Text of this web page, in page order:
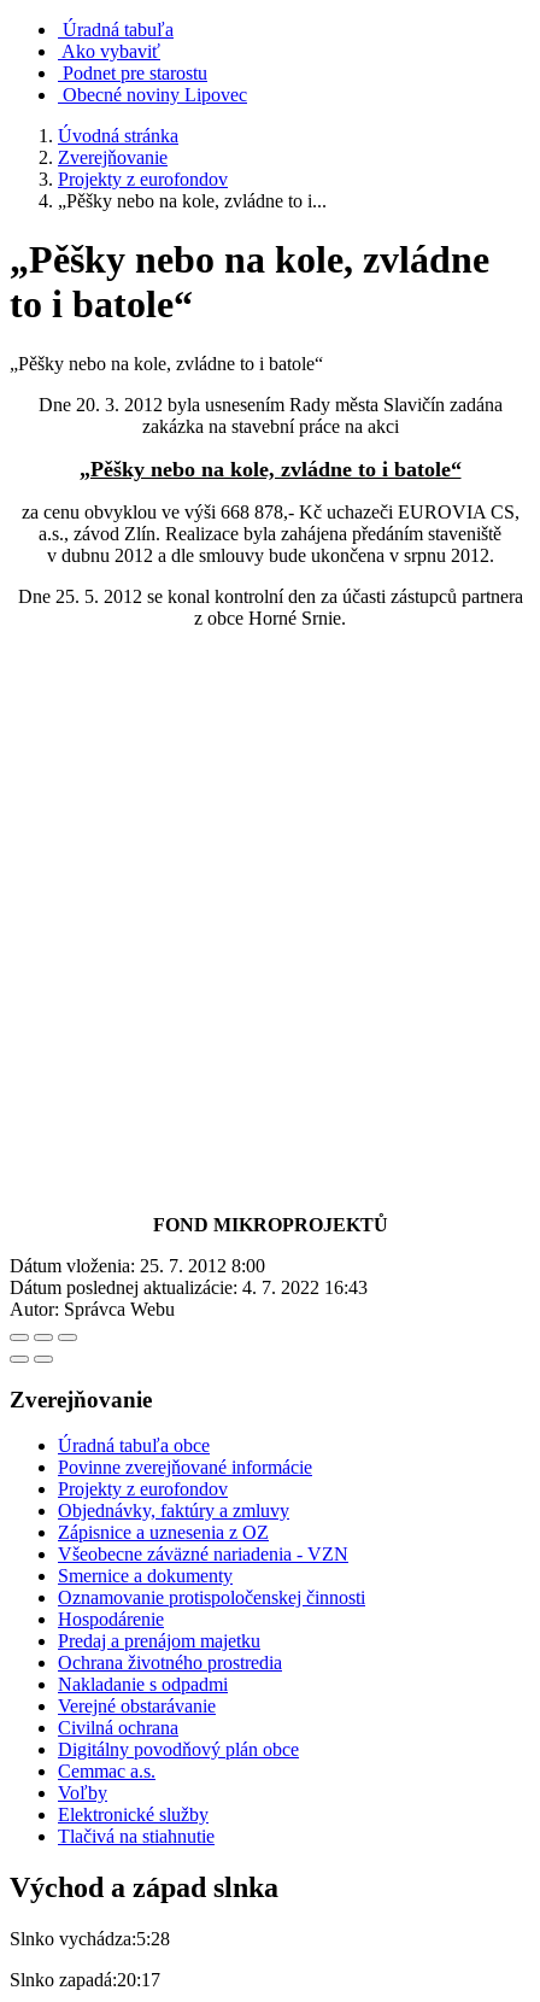
Úradná tabuľa
Ako vybaviť
Podnet pre starostu
Obecné noviny Lipovec
Úvodná stránka
Zverejňovanie
Projekty z eurofondov
„Pěšky nebo na kole, zvládne to i...
„Pěšky nebo na kole, zvládne
to i batole“
„Pěšky nebo na kole, zvládne to i batole“
Dne 20. 3. 2012 byla usnesením Rady města Slavičín zadána
zakázka na stavební práce na akci
„Pěšky nebo na kole, zvládne to i batole“
za cenu obvyklou ve výši 668 878,- Kč uchazeči EUROVIA CS,
a.s., závod Zlín. Realizace byla zahájena předáním staveniště
v dubnu 2012 a dle smlouvy bude ukončena v srpnu 2012.
Dne 25. 5. 2012 se konal kontrolní den za účasti zástupců partnera
z obce Horné Srnie.
FOND MIKROPROJEKTŮ
Dátum vloženia: 25. 7. 2012 8:00
Dátum poslednej aktualizácie: 4. 7. 2022 16:43
Autor: Správca Webu
Zverejňovanie
Úradná tabuľa obce
Povinne zverejňované informácie
Projekty z eurofondov
Objednávky, faktúry a zmluvy
Zápisnice a uznesenia z OZ
Všeobecne záväzné nariadenia - VZN
Smernice a dokumenty
Oznamovanie protispoločenskej činnosti
Hospodárenie
Predaj a prenájom majetku
Ochrana životného prostredia
Nakladanie s odpadmi
Verejné obstarávanie
Civilná ochrana
Digitálny povodňový plán obce
Cemmac a.s.
Voľby
Elektronické služby
Tlačivá na stiahnutie
Východ a západ slnka
Slnko vychádza:5:28
Slnko zapadá:20:17